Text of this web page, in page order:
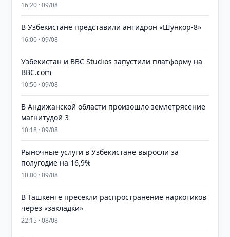
16:20 · 09/08
В Узбекистане представили антидрон «Шункор-8»
16:00 · 09/08
Узбекистан и BBC Studios запустили платформу на
BBC.com
10:50 · 09/08
В Андижанской области произошло землетрясение
магнитудой 3
10:18 · 09/08
Рыночные услуги в Узбекистане выросли за
полугодие на 16,9%
10:00 · 09/08
В Ташкенте пресекли распространение наркотиков
через «закладки»
22:15 · 08/08